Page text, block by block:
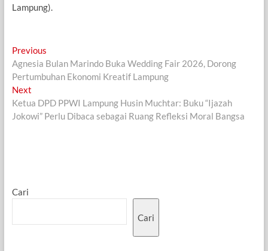
Lampung).
Navigasi
pos
PreviousPrevious
post:
Agnesia Bulan Marindo Buka Wedding Fair 2026, Dorong
Pertumbuhan Ekonomi Kreatif Lampung
NextNext
post:
Ketua DPD PPWI Lampung Husin Muchtar: Buku “Ijazah
Jokowi” Perlu Dibaca sebagai Ruang Refleksi Moral Bangsa
Cari
Cari